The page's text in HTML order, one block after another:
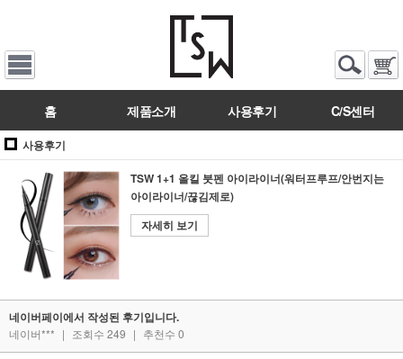
홈 제품소개 사용후기 C/S센터
사용후기
TSW 1+1 올킬 붓펜 아이라이너(워터프루프/안번지는
아이라이너/끊김제로)
자세히 보기
네이버페이에서 작성된 후기입니다.
네이버*** | 조회수 249 | 추천수 0